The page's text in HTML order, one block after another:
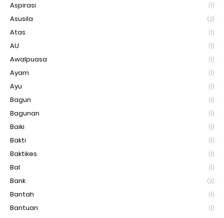
Aspirasi (1)
Asusila (2)
Atas (1)
AU (1)
Awalpuasa (1)
Ayam (1)
Ayu (1)
Bagun (1)
Bagunan (1)
Baiki (1)
Bakti (1)
Baktikes (1)
Bal (1)
Bank (2)
Bantah (1)
Bantuan (1)